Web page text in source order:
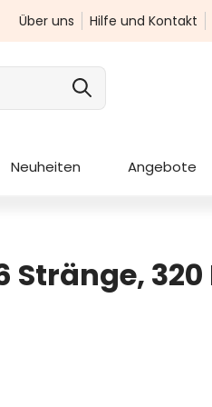
Über uns Hilfe und Kontakt
Neuheiten Angebote
Stränge, 320